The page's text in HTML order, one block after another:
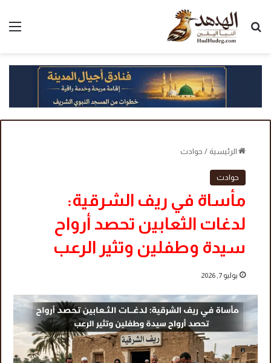
بحث عن
الرئيسية / حوادث
حوادث
مأساة في ريف الشرقية:
لدغات الثعابين تحصد أرواح
سيدة وطفلين وتثير الرعب
يوليو 7, 2026